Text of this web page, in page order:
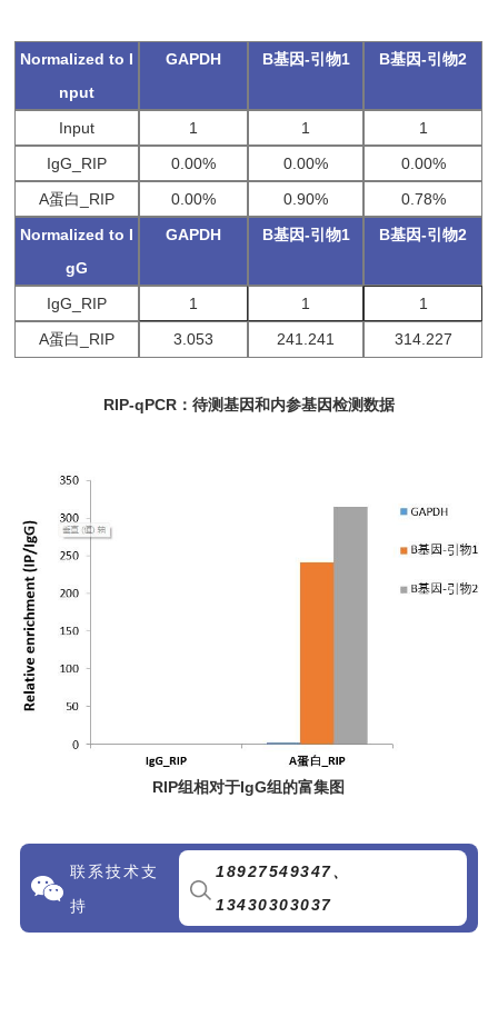
Normalized to I
nput
GAPDH B基因-引物1 B基因-引物2
Input 1 1
1
IgG_RIP
0.00% 0.00%
0.00%
A蛋白_RIP
0.00% 0.90%
0.78%
Normalized to I
gG
GAPDH B基因-引物1 B基因-引物2
IgG_RIP 1 1
1
A蛋白_RIP
3.053 241.241 314.227
RIP-qPCR：待测基因和内参基因检测数据
RIP组相对于IgG组的富集图
联系技术支
持
18927549347、
13430303037